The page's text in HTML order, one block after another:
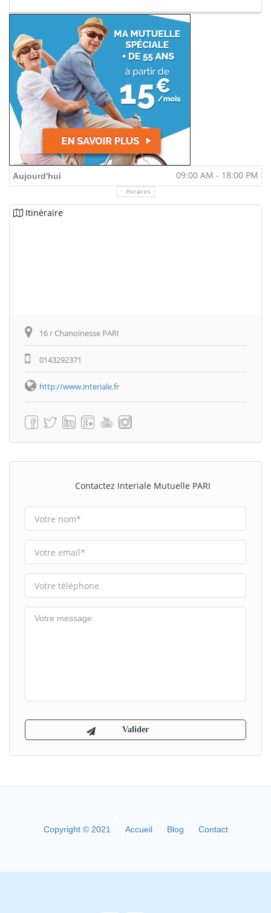
Aujourd'hui 09:00 AM - 18:00 PM
Horaires
Itinéraire
16 r Chanoinesse PARI
0143292371
http://www.interiale.fr
Contactez Interiale Mutuelle PARI
Copyright © 2021 Accueil Blog Contact